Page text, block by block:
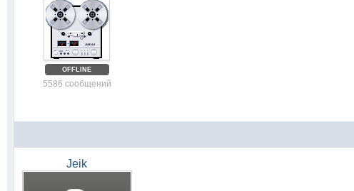
OFFLINE
5586 сообщений
Jeik